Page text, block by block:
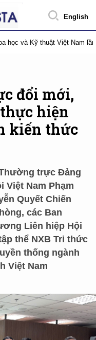
English
học và Kỹ thuật Việt Nam
đổi mới,
hiện
kiến thức
trực Đảng
Việt Nam Phạm
Quyết Chiến
các Ban
Liên hiệp Hội
thể NXB Tri thức
thống ngành
Việt Nam